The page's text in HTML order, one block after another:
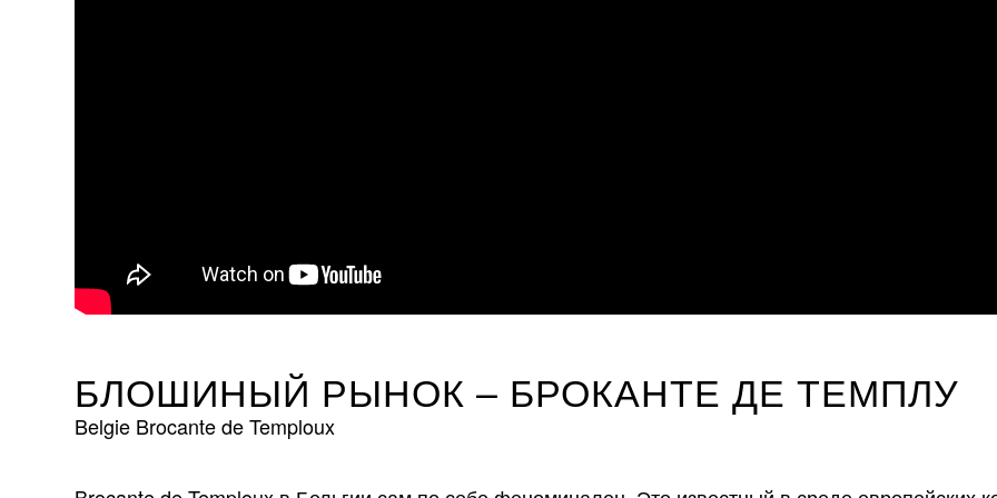
БЛОШИНЫЙ РЫНОК – БРОКАНТЕ ДЕ ТЕМПЛУ
Belgie Brocante de Temploux